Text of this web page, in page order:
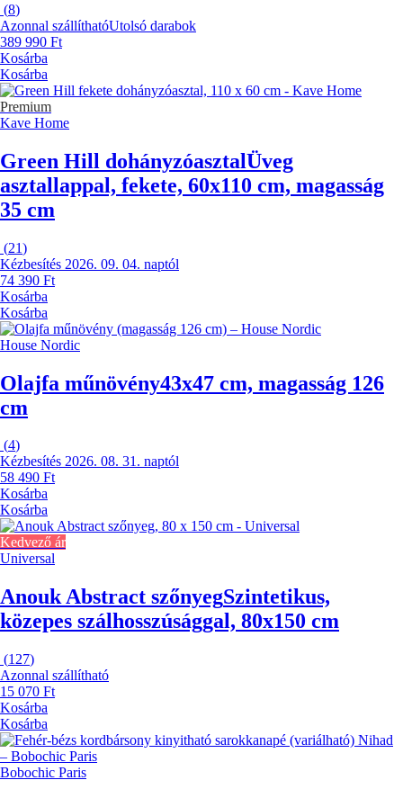
(8)
Azonnal szállíthatóUtolsó darabok
389 990 Ft
Kosárba
Kosárba
Premium
Kave Home
Green Hill dohányzóasztalÜveg
asztallappal, fekete, 60x110 cm, magasság
35 cm
(21)
Kézbesítés 2026. 09. 04. naptól
74 390 Ft
Kosárba
Kosárba
House Nordic
Olajfa műnövény43x47 cm, magasság 126
cm
(4)
Kézbesítés 2026. 08. 31. naptól
58 490 Ft
Kosárba
Kosárba
Kedvező ár
Universal
Anouk Abstract szőnyegSzintetikus,
közepes szálhosszúsággal, 80x150 cm
(127)
Azonnal szállítható
15 070 Ft
Kosárba
Kosárba
Bobochic Paris